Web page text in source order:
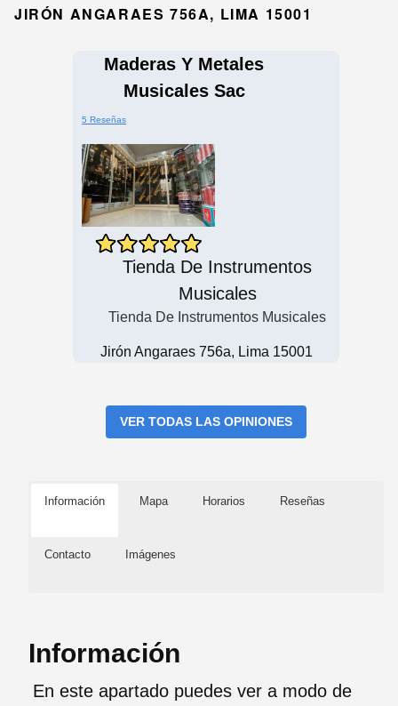
JIRÓN ANGARAES 756A, LIMA 15001
Maderas Y Metales
Musicales Sac
5 Reseñas
Tienda De Instrumentos
Musicales
Tienda De Instrumentos Musicales
Jirón Angaraes 756a, Lima 15001
VER TODAS LAS OPINIONES
Información Mapa Horarios Reseñas
Contacto Imágenes
Información
En este apartado puedes ver a modo de